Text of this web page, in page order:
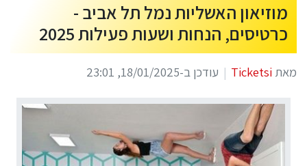
מוזיאון האשליות נמל תל אביב -
כרטיסים, הנחות ושעות פעילות 2025
מאת Ticketsi עודכן ב-18/01/2025, 23:01